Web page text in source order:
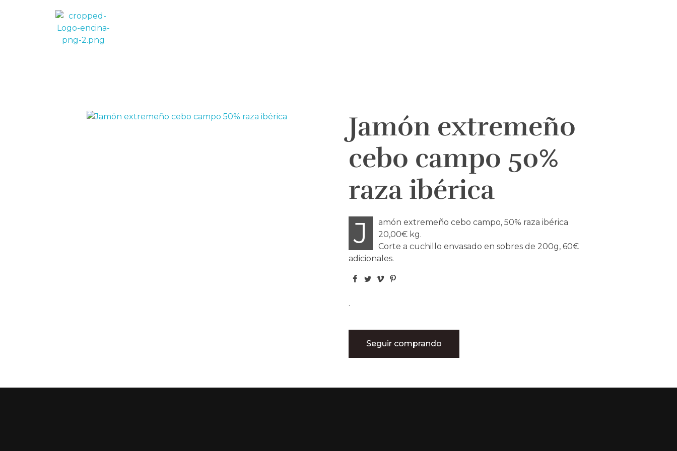
Jamón extremeño
cebo campo 50%
raza ibérica
J
amón extremeño cebo campo, 50% raza ibérica
20,00€ kg.
Corte a cuchillo envasado en sobres de 200g, 60€
adicionales.
.
Seguir comprando